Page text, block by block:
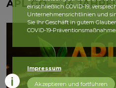
APL GO — 14 JAHRE!
einschließlich COVID-19,
Unternehmensrichtlinien und
Sie Ihr Geschäft in gutem
COVID-19-
Impressum
Akzeptieren und fortführen